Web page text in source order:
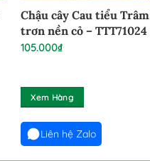
Chậu cây Cau tiểu
trơn nền cỏ – TTT71024
105.000₫
Xem Hàng
Liên hệ Zalo